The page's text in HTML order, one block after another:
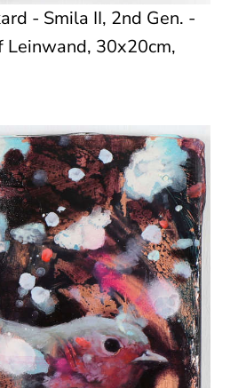
- Smila II, 2nd Gen. -
Leinwand, 30x20cm,